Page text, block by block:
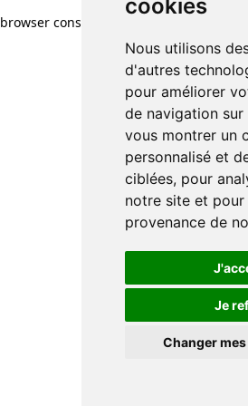
cookies
Nous utilisons
d'autres
pour améliorer
de navigation
vous montrer un
personnalisé et
ciblées, pour
notre site et
provenance de
Je
Changer
browser console for more information)